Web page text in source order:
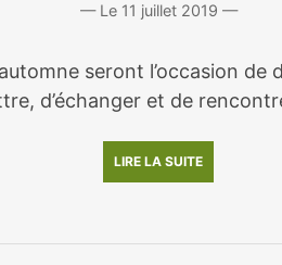
11 juillet 2019
seront l’occasion
d’échanger et de
LIRE LA SUITE